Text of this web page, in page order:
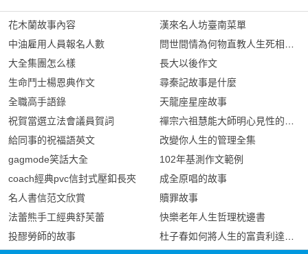
花木蘭故事內容
中油雇用人員報名人數
大全集團怎么樣
生命鬥士楊恩典作文
全職高手語錄
祝賀當選立法會議員賀詞
給同事的祝福語英文
gagmode笑話大全
coach經典pvc信封式壓釦長夾
名人書信范文欣賞
法蕾熊手工經典舒芙蕾
投醪勞師的故事
漢來名人坊臺南菜單
問世間情為何物直教人生死相許歌
長大以後作文
尋秦記故事是什麼
天龍座星座故事
禪宗六祖慧能大師明心見性的故事
改變你人生的管理全集
102年基測作文範例
成全原唱的故事
贖罪故事
快樂老年人生哲理枕邊書
杜子春如何將人生的富貴利達視為